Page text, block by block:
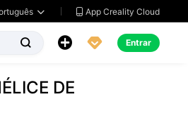
  App Creality Cloud
   Entrar
DE